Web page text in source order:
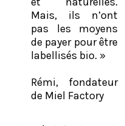
Mais, ils n’ont
pas les moyens
de payer pour être
labellisés bio. »
Rémi, fondateur
de Miel Factory